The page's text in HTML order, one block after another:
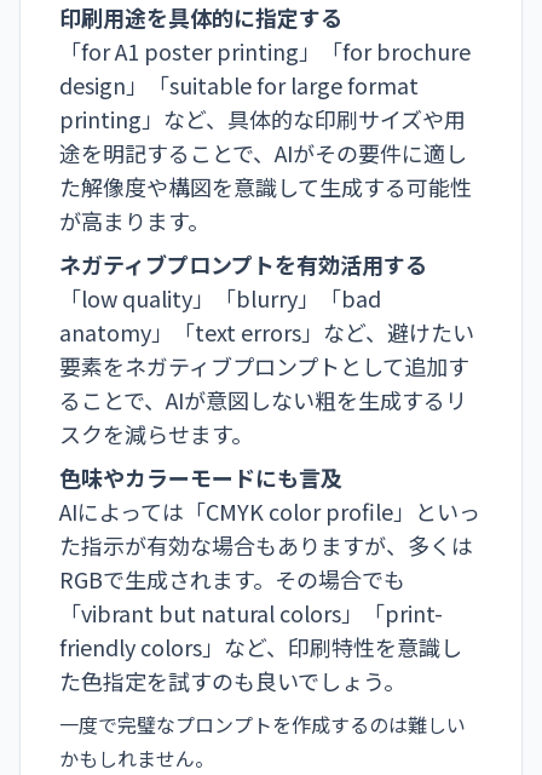
印刷用途を具体的に指定する
「for A1 poster printing」「for brochure
design」「suitable for large format
printing」など、具体的な印刷サイズや用
途を明記することで、AIがその要件に適し
た解像度や構図を意識して生成する可能性
が高まります。
ネガティブプロンプトを有効活用する
「low quality」「blurry」「bad
anatomy」「text errors」など、避けたい
要素をネガティブプロンプトとして追加す
ることで、AIが意図しない粗を生成するリ
スクを減らせます。
色味やカラーモードにも言及
AIによっては「CMYK color profile」といっ
た指示が有効な場合もありますが、多くは
RGBで生成されます。その場合でも
「vibrant but natural colors」「print-
friendly colors」など、印刷特性を意識し
た色指定を試すのも良いでしょう。
一度で完璧なプロンプトを作成するのは難しい
かもしれません。